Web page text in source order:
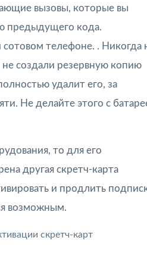
вызовы, которые вы
предыдущего кода.
телефоне. . Никогда
создали резервную копию
удалит его, за
Не делайте этого с
то для его
другая скретч-карта
и продлить
возможным.
скретч-карт